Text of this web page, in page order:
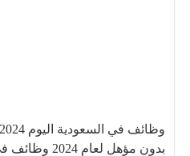
بدون مؤهل لعام 2024 وظائف في السعودية للاجانب